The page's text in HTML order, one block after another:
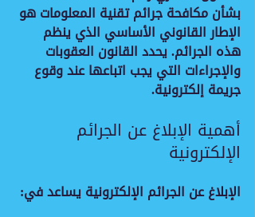
بشأن مكافحة جرائم تقنية المعلومات هو
الإطار القانوني الأساسي الذي ينظم
هذه الجرائم. يحدد القانون العقوبات
والإجراءات التي يجب اتباعها عند وقوع
جريمة إلكترونية.
أهمية الإبلاغ عن الجرائم
الإلكترونية
الإبلاغ عن الجرائم الإلكترونية يساعد في: